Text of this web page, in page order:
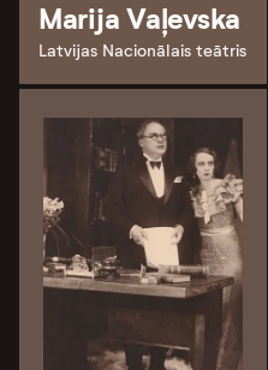
Marija Vaļevska
Latvijas Nacionālais teātris